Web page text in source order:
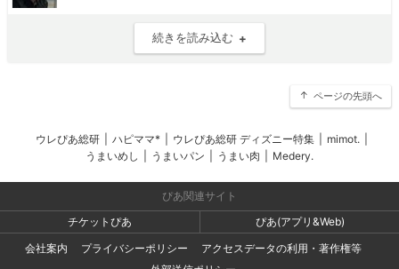
続きを読み込む
ページの先頭へ
ウレぴあ総研 ハピママ* ウレぴあ総研 ディズニー特集 mimot.
うまいめし
うまいパン うまい肉 Medery.
ぴあ関連サイト
チケットぴあ
ぴあ(アプリ&Web)
会社案内
プライバシーポリシー
アクセスデータの利用・著作権等